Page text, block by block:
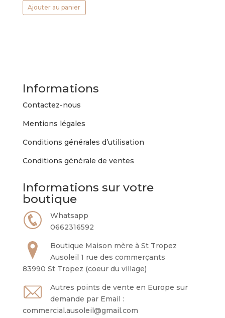
Ajouter au panier
Informations
Contactez-nous
Mentions légales
Conditions générales d’utilisation
Conditions générale de ventes
Informations sur votre
boutique
Whatsapp
0662316592
Boutique Maison mère à St Tropez
Ausoleil 1 rue des commerçants
83990 St Tropez (coeur du village)
Autres points de vente en Europe sur
demande par Email :
commercial.ausoleil@gmail.com